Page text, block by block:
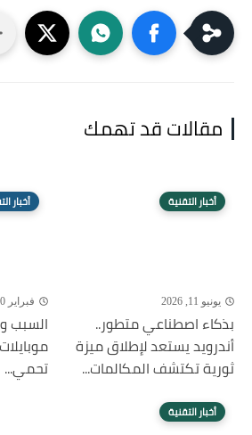
مقالات قد تهمك
أخبار التقنية
يونيو 11, 2026
بذكاء اصطناعي متطور..
أندرويد يستعد لإطلاق ميزة
ثورية تكتشف المكالمات...
أخبار
فبراير 10, 2026
السبب
تحمي...
أخبار التقنية